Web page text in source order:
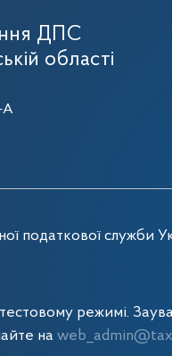
ДПС
області
А
податкової служби
режимі.
на